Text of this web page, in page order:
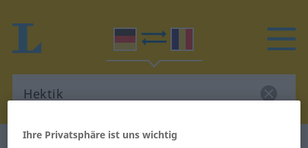
Ihre Privatsphäre ist uns wichtig